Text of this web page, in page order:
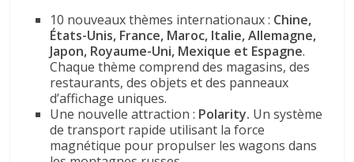
10 nouveaux thèmes internationaux : Chine,
États-Unis, France, Maroc, Italie, Allemagne,
Japon, Royaume-Uni, Mexique et Espagne.
Chaque thème comprend des magasins, des
restaurants, des objets et des panneaux
d’affichage uniques.
Une nouvelle attraction : Polarity. Un système
de transport rapide utilisant la force
magnétique pour propulser les wagons dans